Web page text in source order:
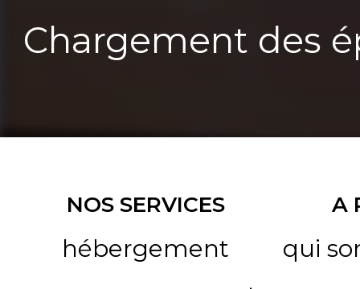
Chargement des
NOS SERVICES
hébergement
A
qui